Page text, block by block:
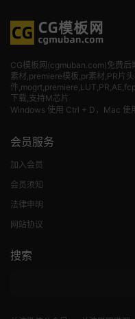
CG模板网(cgmuban.com)免费
素材 ,premiere模板,pr素材,PR片
件
下载,支持M芯片
Windows 使用 Ctrl + D，Mac 使
会员服务
加入会员
会员须知
法律申明
网站协议
搜索